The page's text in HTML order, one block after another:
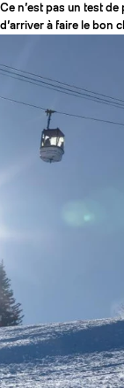
Ce n’est pas un test de
d’arriver à faire le bon